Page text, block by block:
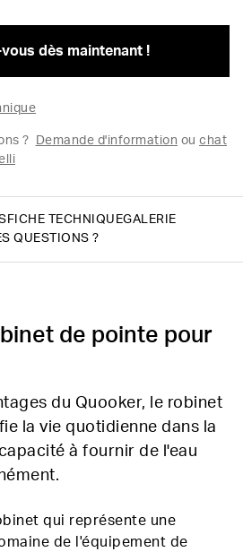
vous dès maintenant !
? Demande d'information ou chat
FICHE TECHNIQUEGALERIE
QUESTIONS ?
de pointe pour
du Quooker, le robinet
la vie quotidienne dans la
à fournir de l'eau
qui représente une
de l'équipement de